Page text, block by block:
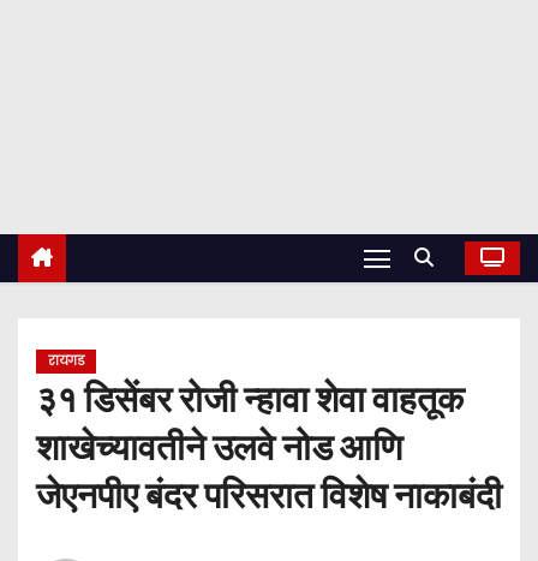
रायगड
३१ डिसेंबर रोजी न्हावा शेवा वाहतूक
शाखेच्यावतीने उलवे नोड आणि
जेएनपीए बंदर परिसरात विशेष नाकाबंदी